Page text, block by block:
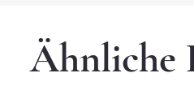
Ähnliche